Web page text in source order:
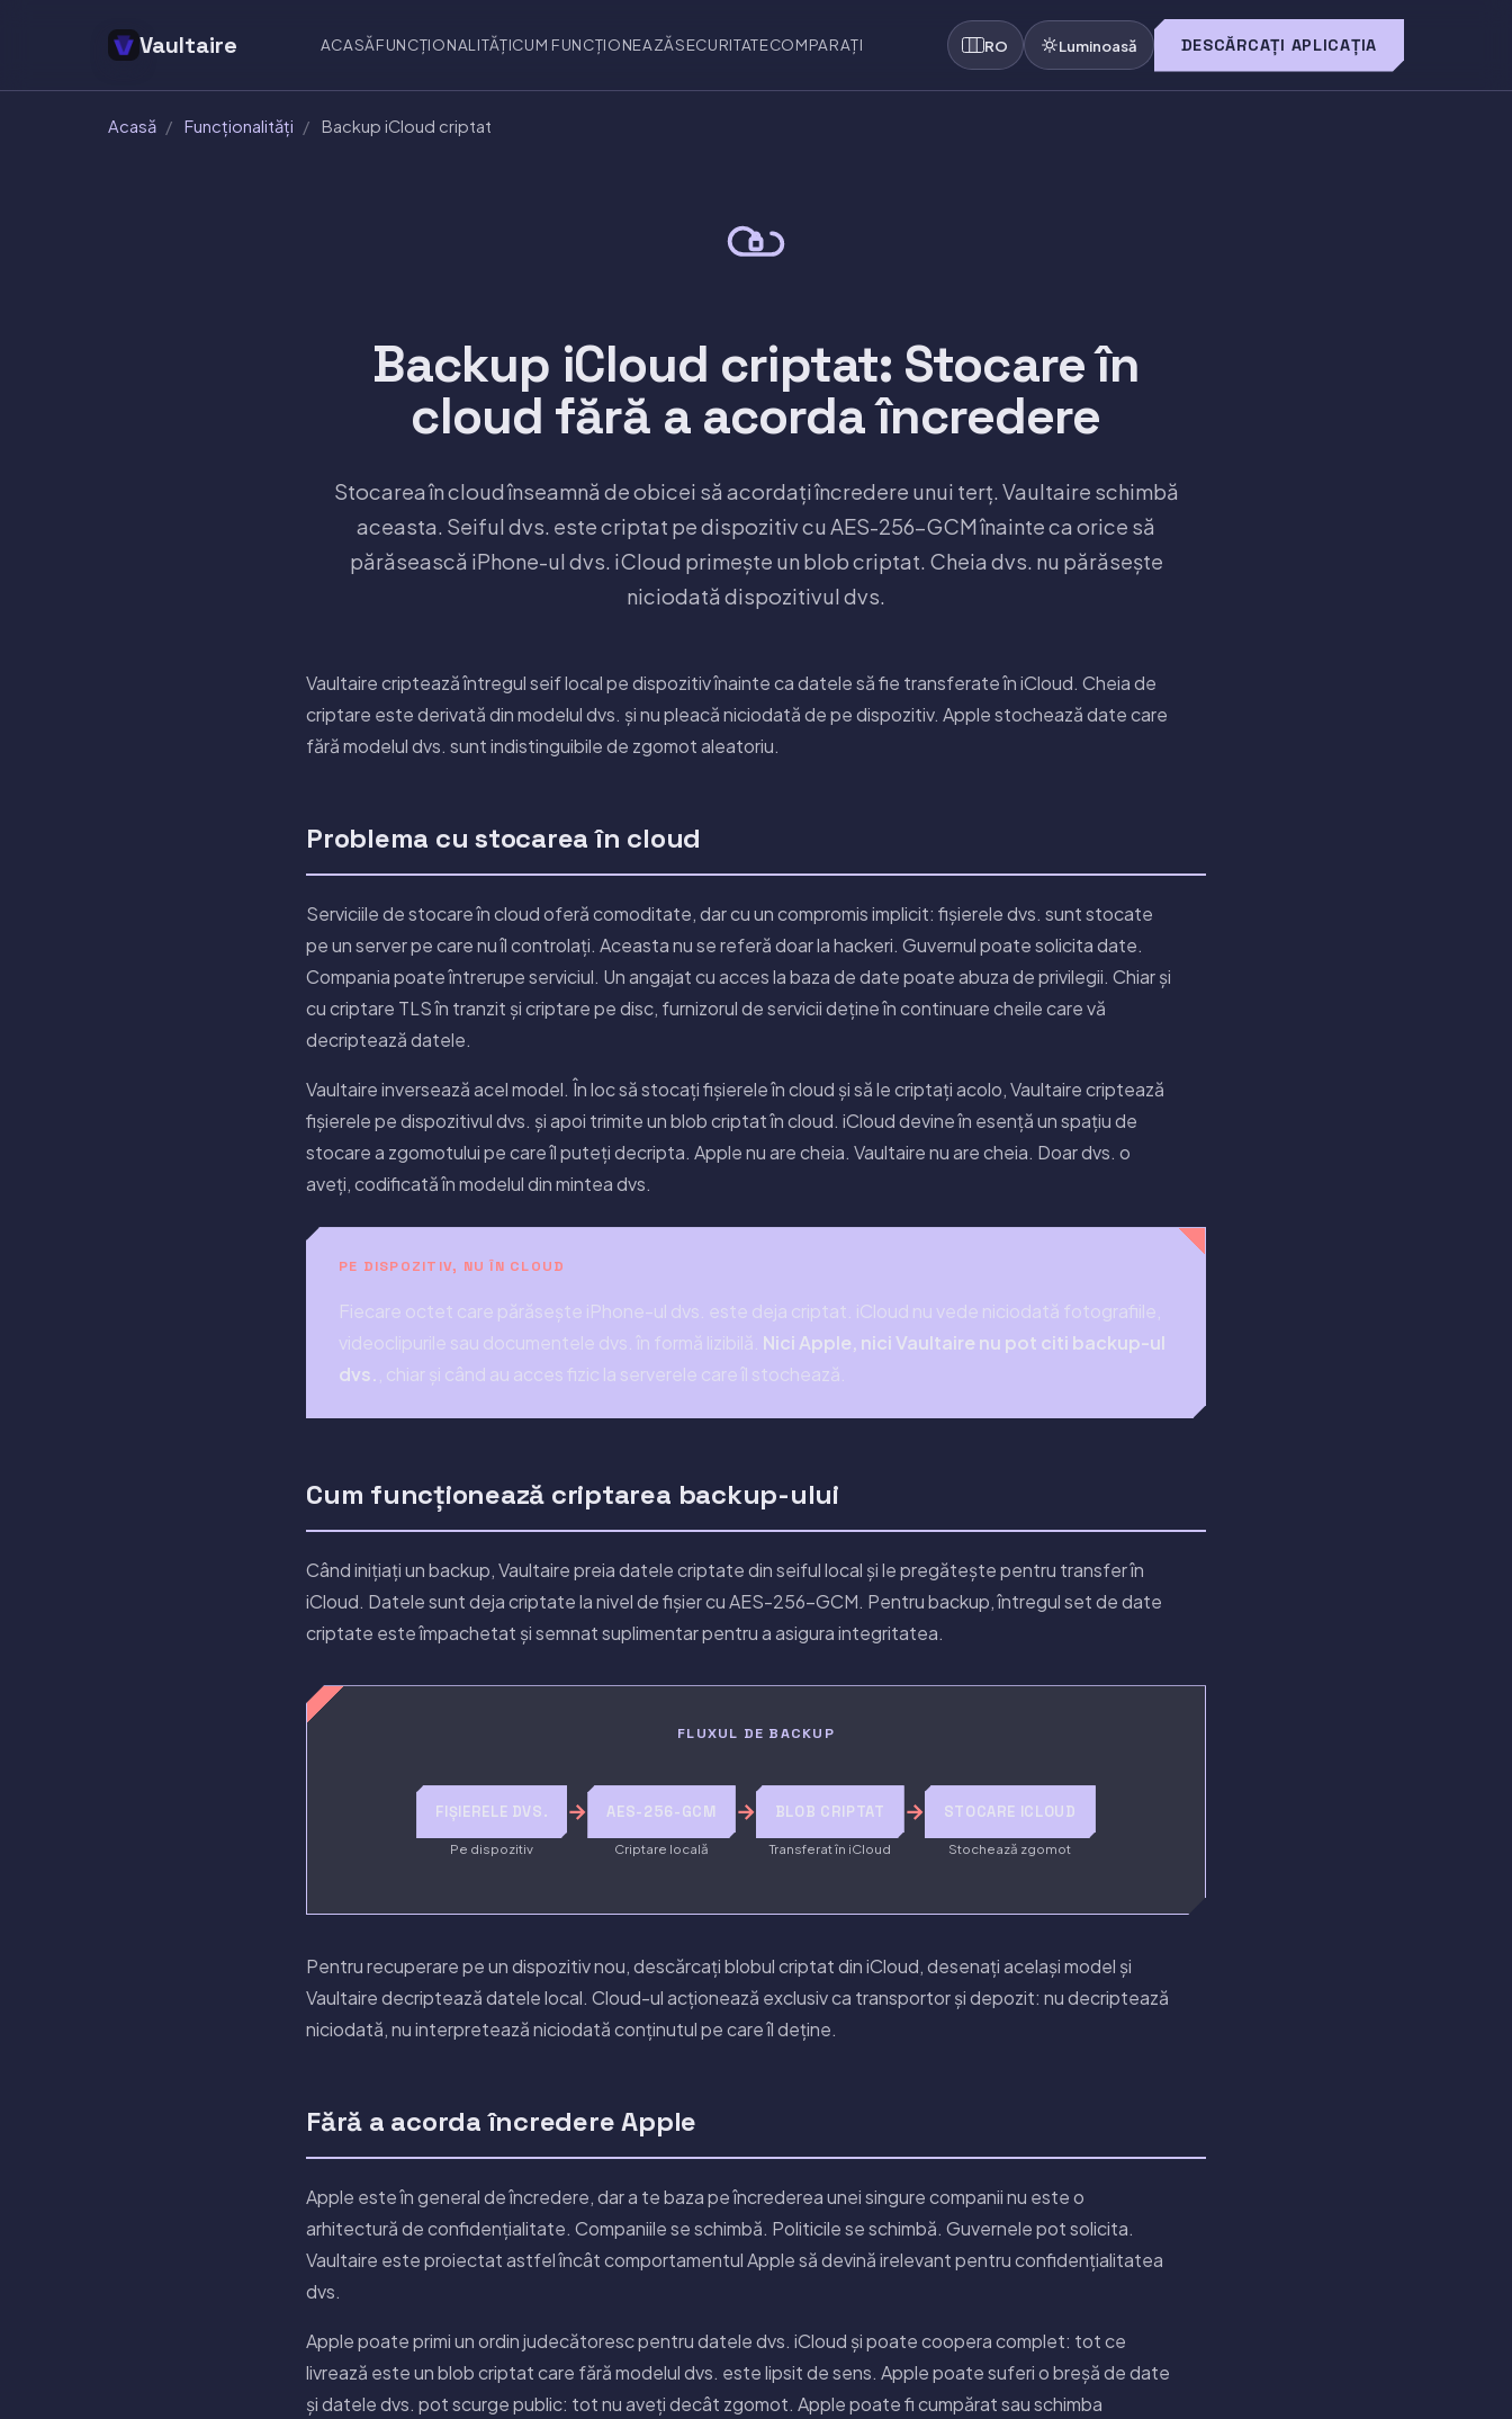
Vaultaire ACASĂFUNCȚIONALITĂȚICUM FUNCȚIONEAZĂSECURITATECOMPARAȚI RO Luminoasă DESCĂRCAȚI APLICAȚIA
Acasă / Funcționalități / Backup iCloud criptat
Backup iCloud criptat: Stocare în
cloud fără a acorda încredere
Stocarea în cloud înseamnă de obicei să acordați încredere unui terț. Vaultaire schimbă
aceasta. Seiful dvs. este criptat pe dispozitiv cu AES-256-GCM înainte ca orice să
părăsească iPhone-ul dvs. iCloud primește un blob criptat. Cheia dvs. nu părăsește
niciodată dispozitivul dvs.
Vaultaire criptează întregul seif local pe dispozitiv înainte ca datele să fie transferate în iCloud. Cheia de
criptare este derivată din modelul dvs. și nu pleacă niciodată de pe dispozitiv. Apple stochează date care
fără modelul dvs. sunt indistinguibile de zgomot aleatoriu.
Problema cu stocarea în cloud
Serviciile de stocare în cloud oferă comoditate, dar cu un compromis implicit: fișierele dvs. sunt stocate
pe un server pe care nu îl controlați. Aceasta nu se referă doar la hackeri. Guvernul poate solicita date.
Compania poate întrerupe serviciul. Un angajat cu acces la baza de date poate abuza de privilegii. Chiar și
cu criptare TLS în tranzit și criptare pe disc, furnizorul de servicii deține în continuare cheile care vă
decriptează datele.
Vaultaire inversează acel model. În loc să stocați fișierele în cloud și să le criptați acolo, Vaultaire criptează
fișierele pe dispozitivul dvs. și apoi trimite un blob criptat în cloud. iCloud devine în esență un spațiu de
stocare a zgomotului pe care îl puteți decripta. Apple nu are cheia. Vaultaire nu are cheia. Doar dvs. o
aveți, codificată în modelul din mintea dvs.
PE DISPOZITIV, NU ÎN CLOUD
Fiecare octet care părăsește iPhone-ul dvs. este deja criptat. iCloud nu vede niciodată fotografiile,
videoclipurile sau documentele dvs. în formă lizibilă. Nici Apple, nici Vaultaire nu pot citi backup-ul
dvs. , chiar și când au acces fizic la serverele care îl stochează.
Cum funcționează criptarea backup-ului
Când inițiați un backup, Vaultaire preia datele criptate din seiful local și le pregătește pentru transfer în
iCloud. Datele sunt deja criptate la nivel de fișier cu AES-256-GCM. Pentru backup, întregul set de date
criptate este împachetat și semnat suplimentar pentru a asigura integritatea.
FLUXUL DE BACKUP
FIȘIERELE DVS.
Pe dispozitiv
→ AES-256-GCM
Criptare locală
→ BLOB CRIPTAT
Transferat în iCloud
→ STOCARE ICLOUD
Stochează zgomot
Pentru recuperare pe un dispozitiv nou, descărcați blobul criptat din iCloud, desenați același model și
Vaultaire decriptează datele local. Cloud-ul acționează exclusiv ca transportor și depozit: nu decriptează
niciodată, nu interpretează niciodată conținutul pe care îl deține.
Fără a acorda încredere Apple
Apple este în general de încredere, dar a te baza pe încrederea unei singure companii nu este o
arhitectură de confidențialitate. Companiile se schimbă. Politicile se schimbă. Guvernele pot solicita.
Vaultaire este proiectat astfel încât comportamentul Apple să devină irelevant pentru confidențialitatea
dvs.
Apple poate primi un ordin judecătoresc pentru datele dvs. iCloud și poate coopera complet: tot ce
livrează este un blob criptat care fără modelul dvs. este lipsit de sens. Apple poate suferi o breșă de date
și datele dvs. pot scurge public: tot nu aveți decât zgomot. Apple poate fi cumpărat sau schimba